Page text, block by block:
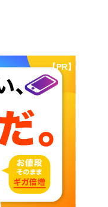
【PR】